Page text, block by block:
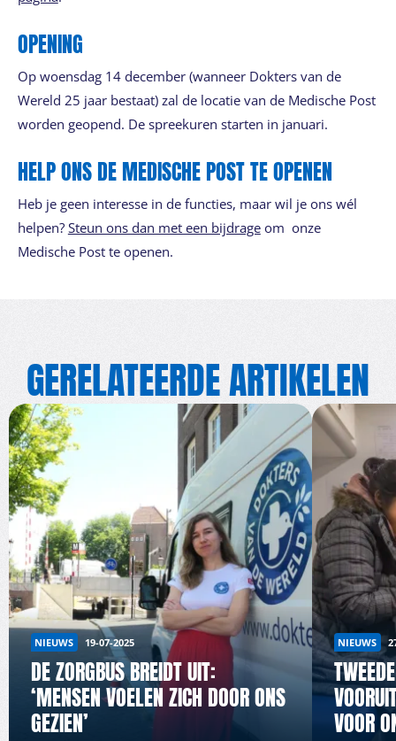
OPENING
Op woensdag 14 december (wanneer Dokters van de
Wereld 25 jaar bestaat) zal de locatie van de Medische Post
worden geopend. De spreekuren starten in januari.
HELP ONS DE MEDISCHE POST TE OPENEN
Heb je geen interesse in de functies, maar wil je ons wél
helpen? Steun ons dan met een bijdrageom onze
Medische Post te openen.
GERELATEERDE ARTIKELEN
NIEUWS 19-07-2025
DE ZORGBUS BREIDT UIT:
‘MENSEN VOELEN ZICH DOOR ONS
GEZIEN’
NIEUWS
VOOR